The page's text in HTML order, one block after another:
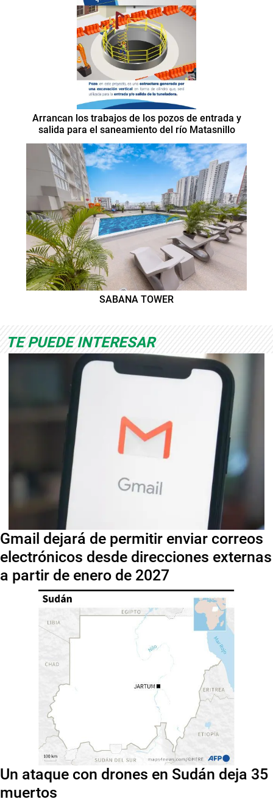
Arrancan los trabajos de los pozos de entrada y
salida para el saneamiento del río Matasnillo
SABANA TOWER
TE PUEDE INTERESAR
Gmail dejará de permitir enviar correos
electrónicos desde direcciones externas
a partir de enero de 2027
Un ataque con drones en Sudán deja 35
muertos